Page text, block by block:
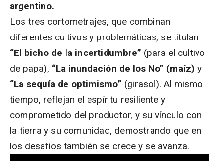
argentino.
Los tres cortometrajes, que combinan
diferentes cultivos y problemáticas, se titulan
“El bicho de la incertidumbre” (para el cultivo
de papa), “La inundación de los No” (maíz) y
“La sequía de optimismo” (girasol). Al mismo
tiempo, reflejan el espíritu resiliente y
comprometido del productor, y su vínculo con
la tierra y su comunidad, demostrando que en
los desafíos también se crece y se avanza.